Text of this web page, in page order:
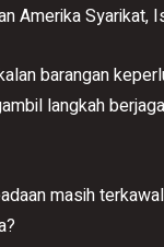
Amerika Syarikat,
barangan
langkah
masih